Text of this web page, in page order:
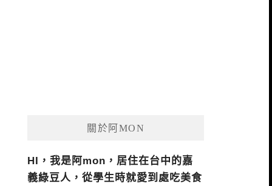
關於阿MON
HI，我是阿mon，居住在台中的嘉
義綠豆人，從學生時就愛到處吃美食